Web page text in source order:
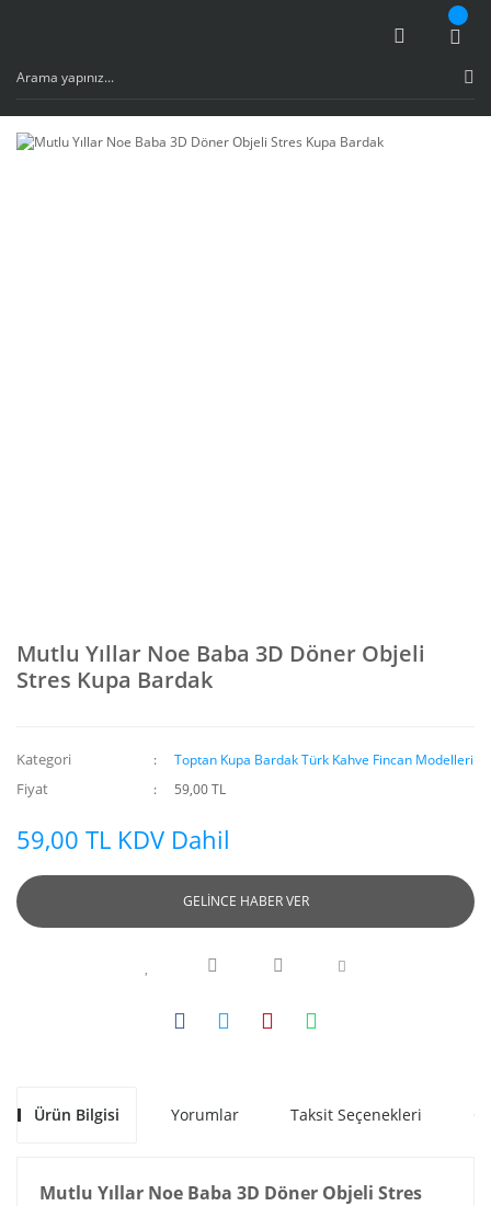
Mutlu Yıllar Noe Baba 3D Döner Objeli
Stres Kupa Bardak
Kategori Toptan Kupa Bardak Türk Kahve Fincan Modelleri
Fiyat 59,00 TL
59,00 TL KDV Dahil
GELİNCE HABER VER
Ürün Bilgisi Yorumlar Taksit Seçenekleri
Mutlu Yıllar Noe Baba 3D Döner Objeli Stres